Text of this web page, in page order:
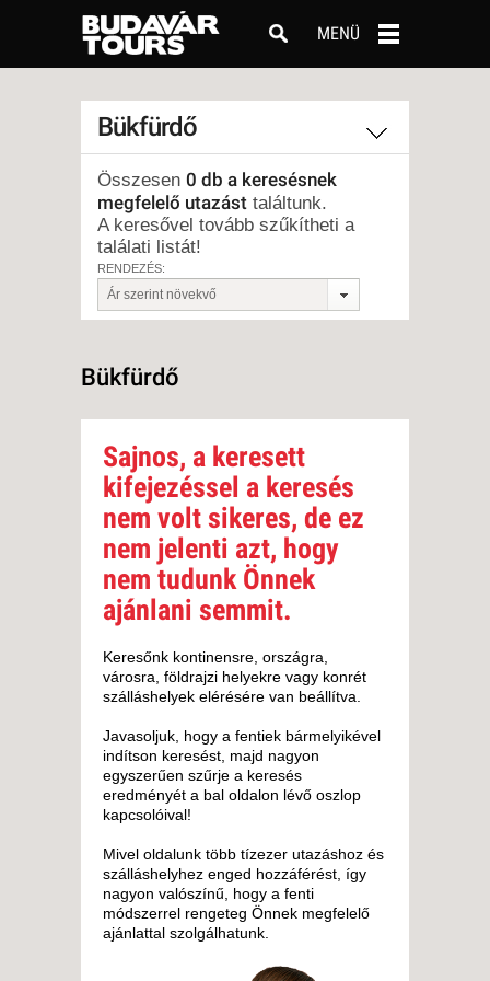
MENÜ
Bükfürdő
Összesen 0 db a keresésnek
megfelelő utazást találtunk.
A keresővel tovább szűkítheti a
találati listát!
RENDEZÉS:
Ár szerint növekvő
Bükfürdő
Sajnos, a keresett
kifejezéssel a keresés
nem volt sikeres, de ez
nem jelenti azt, hogy
nem tudunk Önnek
ajánlani semmit.
Keresőnk kontinensre, országra,
városra, földrajzi helyekre vagy konrét
szálláshelyek elérésére van beállítva.
Javasoljuk, hogy a fentiek bármelyikével
indítson keresést, majd nagyon
egyszerűen szűrje a keresés
eredményét a bal oldalon lévő oszlop
kapcsolóival!
Mivel oldalunk több tízezer utazáshoz és
szálláshelyhez enged hozzáférést, így
nagyon valószínű, hogy a fenti
módszerrel rengeteg Önnek megfelelő
ajánlattal szolgálhatunk.